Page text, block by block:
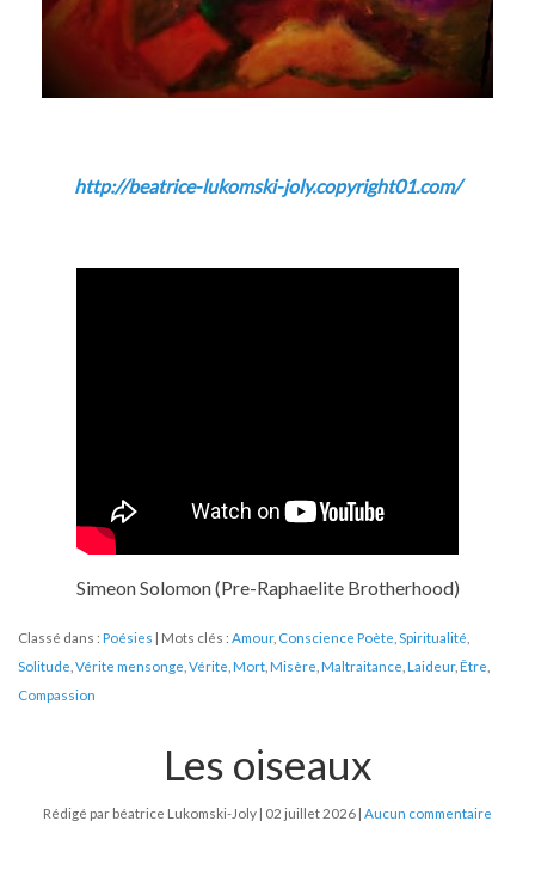
http://beatrice-lukomski-joly.copyright01.com/
Simeon Solomon (Pre-Raphaelite Brotherhood)
Classé dans : Poésies Mots clés : Amour, Conscience Poète Spiritualité
Solitude Vérite mensonge Vérite Mort Misère Maltraitance Laideur, Être
Compassion
Les oiseaux
Rédigé par béatrice Lukomski-Joly 02 juillet 2026 Aucun commentaire